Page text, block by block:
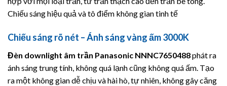
Chiếu sáng hiệu quả và tô điểm không gian tinh tế
Chiếu sáng rõ nét – Ánh sáng vàng ấm 3000K
Đèn downlight âm trần Panasonic NNNC7650488phát ra
ánh sáng trung tính, không quá lạnh cũng không quá ấm. Tạo
ra một không gian dễ chịu và hài hò, tự nhiên, không gây căng